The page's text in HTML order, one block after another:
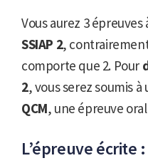
Vous aurez 3 épreuves
SSIAP 2, contrairement
comporte que 2. Pour
2, vous serez soumis
QCM, une épreuve
L’épreuve écrite :